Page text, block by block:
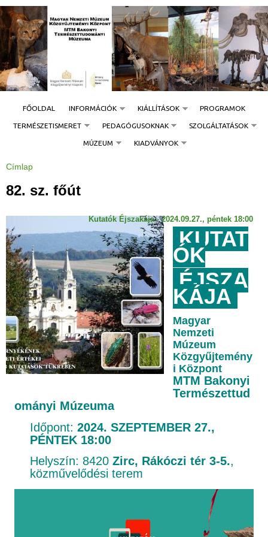
Jump to navigation
FŐOLDAL INFORMÁCIÓK KIÁLLÍTÁSOK PROGRAMOK
TERMÉSZETISMERET PEDAGÓGUSOKNAK SZOLGÁLTATÁSOK
MÚZEUM KIADVÁNYOK
J
l
e
e
i
h
e
l
y
Címlap
82. sz. főút
Kutatók Éjszakája - 2024.09.27., péntek 18:00
KUTAT
ÓK
ÉJSZA
KÁJA
Magyar
Nemzeti
Múzeum
Közgyűjtemény
i Központ
MTM Bakonyi
Természettud
ományi Múzeuma
Időpont: 2024. SZEPTEMBER 27.,
PÉNTEK 18:00
Helyszín: 8420 Zirc, Rákóczi tér 3-5.,
közművelődési terem